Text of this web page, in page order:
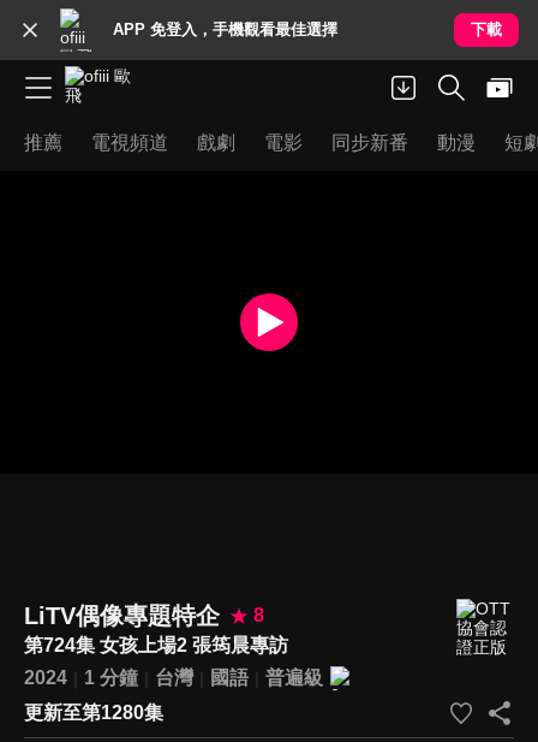
APP 免登入，手機觀看最佳選擇 下載
推薦 電視頻道 戲劇 電影 同步新番 動漫 短
LiTV偶像專題特企
8
第724集 女孩上場2 張筠晨專訪
2024
1 分鐘 台灣 國語
普遍級
更新至第1280集